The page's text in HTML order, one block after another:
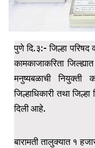
पुणे दि.३:- जिल्हा
कामकाजाकरिता
मनुष्यबळाची
जिल्हाधिकारी तथा
दिली आहे.
बारामती तालुक्यात १